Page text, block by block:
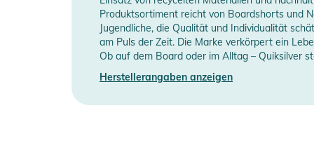
- Taschen: Skikartentasche
- Brusttasche
- 2 Handwärmetaschen
- Medientasche innen
- Innentaschen
- Nähte: Nahtverklebung an kritischen Stellen
Manufacturer Information
Produktsortiment reicht von Boardshorts und
Jugendliche, die Qualität und Individualität
am Puls der Zeit. Die Marke verkörpert ein
Ob auf dem Board oder im Alltag – Quiksilver
Herstellerangaben anzeigen